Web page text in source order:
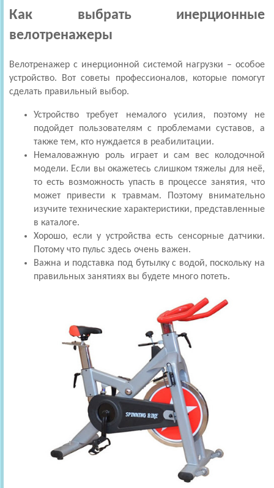
Как выбрать инерционные
велотренажеры
Велотренажер с инерционной системой нагрузки – особое
устройство. Вот советы профессионалов, которые помогут
сделать правильный выбор.
Устройство требует немалого усилия, поэтому не
подойдет пользователям с проблемами суставов, а
также тем, кто нуждается в реабилитации.
Немаловажную роль играет и сам вес колодочной
модели. Если вы окажетесь слишком тяжелы для неё,
то есть возможность упасть в процессе занятия, что
может привести к травмам. Поэтому внимательно
изучите технические характеристики, представленные
в каталоге.
Хорошо, если у устройства есть сенсорные датчики.
Потому что пульс здесь очень важен.
Важна и подставка под бутылку с водой, поскольку на
правильных занятиях вы будете много потеть.